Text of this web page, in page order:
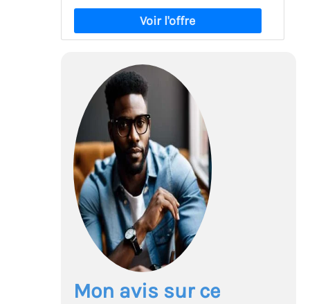
Mon avis sur ce